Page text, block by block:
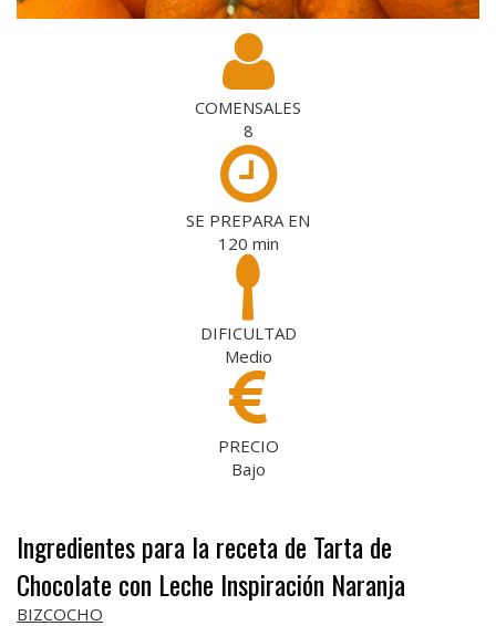
COMENSALES
8
SE PREPARA EN
120 min
DIFICULTAD
Medio
PRECIO
Bajo
Ingredientes para la receta de Tarta de
Chocolate con Leche Inspiración Naranja
BIZCOCHO